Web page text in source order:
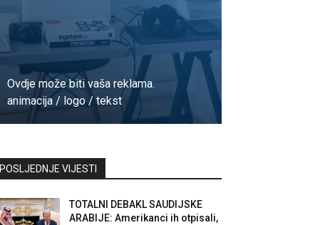
Ovdje može biti vaša reklama.
animacija / logo / tekst
POSLJEDNJE VIJESTI
TOTALNI DEBAKL SAUDIJSKE
ARABIJE: Amerikanci ih otpisali,